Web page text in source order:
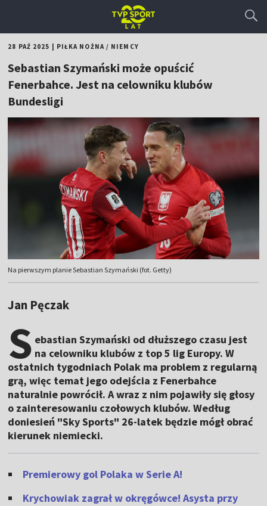
28 PAŹ 2025 PIŁKA NOŻNA/ NIEMCY
Sebastian Szymański może opuścić
Fenerbahce. Jest na celowniku klubów
Bundesligi
Na pierwszym planie Sebastian Szymański (fot. Getty)
Jan Pęczak
S ebastian Szymański od dłuższego czasu jest
na celowniku klubów z top 5 lig Europy. W
ostatnich tygodniach Polak ma problem z regularną
grą, więc temat jego odejścia z Fenerbahce
naturalnie powrócił. A wraz z nim pojawiły się głosy
o zainteresowaniu czołowych klubów. Według
doniesień "Sky Sports" 26-latek będzie mógł obrać
kierunek niemiecki.
Premierowy gol Polaka w Serie A!
Krychowiak zagrał w okręgówce! Asysta przy